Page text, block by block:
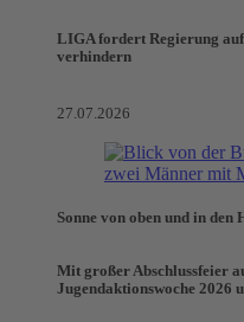
LIGA fordert Regierung
verhindern
27.07.2026
Sonne von oben und in den
Mit großer Abschlussfeier
Jugendaktionswoche 2026